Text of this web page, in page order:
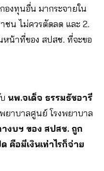
องทุนอื่น มากระจายใน
ชน ไม่ควรตัดลด และ 2.
หน้าที่ของ สปสช. ที่จะขอ
นพ.จเด็จ ธรรมธัชอารี
ยาบาลศูนย์ โรงพยาบาล
งบฯ ของ สปสช. ถูก
คือมีเงินเท่าไรก็จ่าย